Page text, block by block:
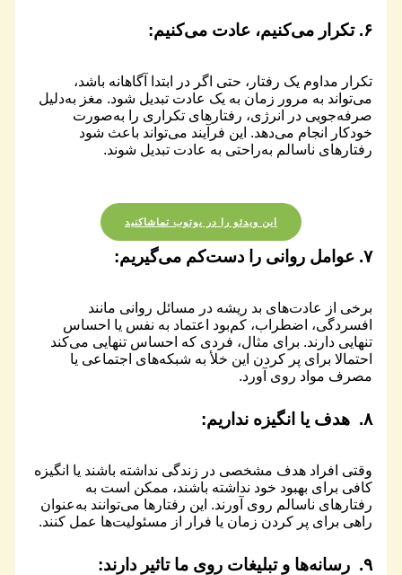
۶. تکرارمی‌کنیم، عادت می‌کنیم:
تکرار مداوم یک رفتار، حتی اگر در ابتدا آگاهانه باشد،
می‌تواند به مرور زمان به یک عادت تبدیل شود. مغز به‌دلیل
صرفه‌جویی در انرژی، رفتارهای تکراری را به‌صورت
خودکار انجام می‌دهد. این فرآیند می‌تواند باعث شود
رفتارهای ناسالم به‌راحتی به عادت تبدیل شوند.
این ویدئو را در یوتوب تماشاکنید
۷. عوامل روانی را دست‌کم می‌گیریم:
برخی از عادت‌های بد ریشه در مسائل روانی مانند
افسردگی، اضطراب، کم‌بود اعتماد به نفس یا احساس
تنهایی دارند. برای مثال، فردی که احساس تنهایی می‌کند
احتمالا برای پر کردن این خلأ به شبکه‌های اجتماعی یا
مصرف مواد روی آورد.
۸. هدف یا انگیزه نداریم:
وقتی افراد هدف مشخصی در زندگی نداشته باشند یا انگیزه
کافی برای بهبود خود نداشته باشند، ممکن است به
رفتارهای ناسالم روی آورند. این رفتارها می‌توانند به‌عنوان
راهی برای پر کردن زمان یا فرار از مسئولیت‌ها عمل کنند.
۹. رسانه‌ها و تبلیغات روی ما تاثیر دارند: